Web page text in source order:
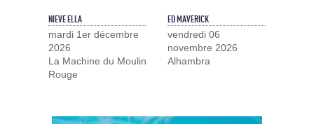
NIEVE ELLA
mardi 1er décembre
2026
La Machine du Moulin
Rouge
ED MAVERICK
vendredi 06
novembre 2026
Alhambra